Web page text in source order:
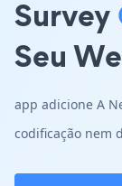
Survey
Seu
app adicione A
codificação nem